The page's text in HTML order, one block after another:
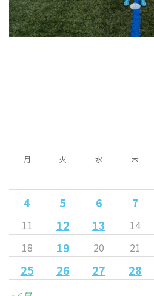
月 火 水 木
4
5 6 7
11
12 13 14
18
19 20 21
25
26 27 28